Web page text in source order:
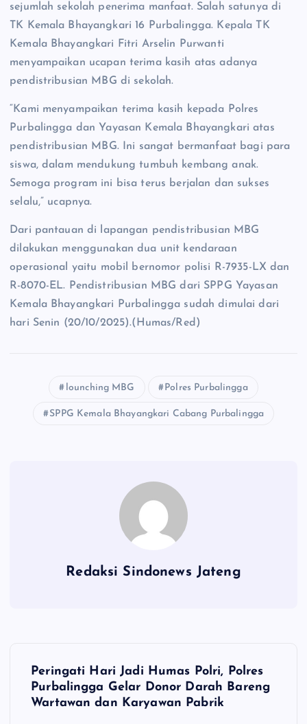
sejumlah sekolah penerima manfaat. Salah satunya di
TK Kemala Bhayangkari 16 Purbalingga. Kepala TK
Kemala Bhayangkari Fitri Arselin Purwanti
menyampaikan ucapan terima kasih atas adanya
pendistribusian MBG di sekolah.
“Kami menyampaikan terima kasih kepada Polres
Purbalingga dan Yayasan Kemala Bhayangkari atas
pendistribusian MBG. Ini sangat bermanfaat bagi para
siswa, dalam mendukung tumbuh kembang anak.
Semoga program ini bisa terus berjalan dan sukses
selalu,” ucapnya.
Dari pantauan di lapangan pendistribusian MBG
dilakukan menggunakan dua unit kendaraan
operasional yaitu mobil bernomor polisi R-7935-LX dan
R-8070-EL. Pendistribusian MBG dari SPPG Yayasan
Kemala Bhayangkari Purbalingga sudah dimulai dari
hari Senin (20/10/2025).(Humas/Red)
lounching MBG Polres Purbalingga
SPPG Kemala Bhayangkari Cabang Purbalingga
Redaksi Sindonews Jateng
NPeringati Hari Jadi Humas Polri, Polres
Purbalingga Gelar Donor Darah Bareng
Wartawan dan Karyawan Pabrik